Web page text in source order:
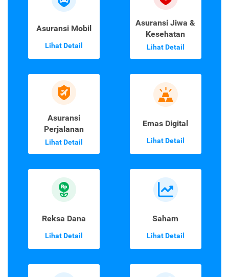
Asuransi Mobil
Lihat Detail
Asuransi Jiwa &
Kesehatan
Lihat Detail
Asuransi
Perjalanan
Lihat Detail
Emas Digital
Lihat Detail
Reksa Dana
Lihat Detail
Saham
Lihat Detail